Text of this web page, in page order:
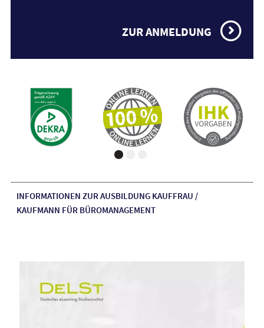
ZUR ANMELDUNG
INFORMATIONEN ZUR AUSBILDUNG KAUFFRAU /
KAUFMANN FÜR BÜROMANAGEMENT